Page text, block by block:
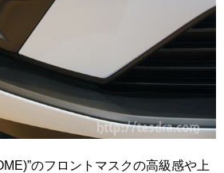
のフロントマスクの高級感や上